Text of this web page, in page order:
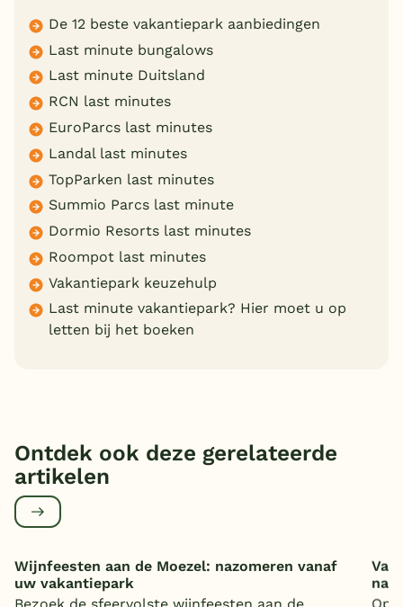
De 12 beste vakantiepark aanbiedingen
Last minute bungalows
Last minute Duitsland
RCN last minutes
EuroParcs last minutes
Landal last minutes
TopParken last minutes
Summio Parcs last minute
Dormio Resorts last minutes
Roompot last minutes
Vakantiepark keuzehulp
Last minute vakantiepark? Hier moet u op
letten bij het boeken
Ontdek ook deze gerelateerde
artikelen
Wijnfeesten aan de Moezel: nazomeren vanaf
uw vakantiepark